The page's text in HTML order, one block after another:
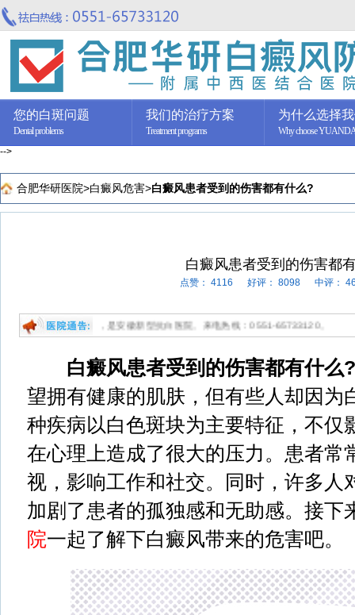
您的白斑问题
Dental problems
我们的治疗方案
Treatment programs
为什么选择
Why choose
-->
合肥华研医院>白癜风危害>白癜风患者受到的伤害都有什么?
白癜风患者受到的伤害都
点赞： 4116 好评： 8098 中评：
癜风专科医院，是安徽新型抗白医院。来电热线：0551-65733120。
白癜风患者受到的伤害都有什么?
望拥有健康的肌肤，但有些人却因为
种疾病以白色斑块为主要特征，不仅
在心理上造成了很大的压力。患者常
视，影响工作和社交。同时，许多人
加剧了患者的孤独感和无助感。接下
院一起了解下白癜风带来的危害吧。